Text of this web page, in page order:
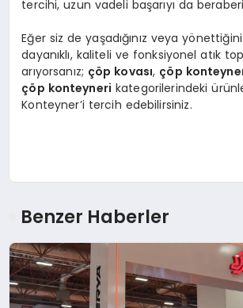
tercihi, uzun vadeli başarıyı da
Eğer siz de yaşadığınız veya
dayanıklı, kaliteli ve fonksiyonel atık
arıyorsanız; çöp kovası, çöp
çöp konteyneri kategorilerindeki
Konteyner’i tercih edebilirsiniz.
Benzer Haberler